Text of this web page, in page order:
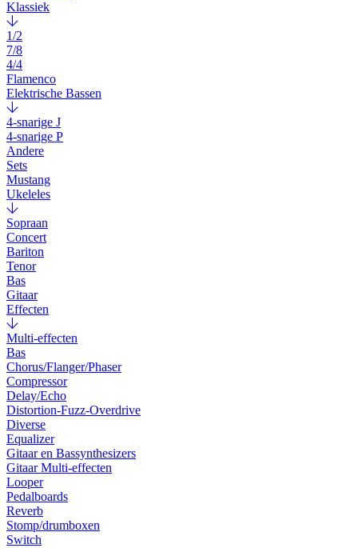
Klassiek
1/2
7/8
4/4
Flamenco
Elektrische Bassen
4-snarige J
4-snarige P
Andere
Sets
Mustang
Ukeleles
Sopraan
Concert
Bariton
Tenor
Bas
Gitaar
Effecten
Multi-effecten
Bas
Chorus/Flanger/Phaser
Compressor
Delay/Echo
Distortion-Fuzz-Overdrive
Diverse
Equalizer
Gitaar en Bassynthesizers
Gitaar Multi-effecten
Looper
Pedalboards
Reverb
Stomp/drumboxen
Switch